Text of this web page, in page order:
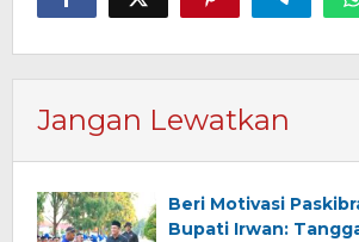
Jangan Lewatkan
Beri Motivasi
Bupati Irwan: